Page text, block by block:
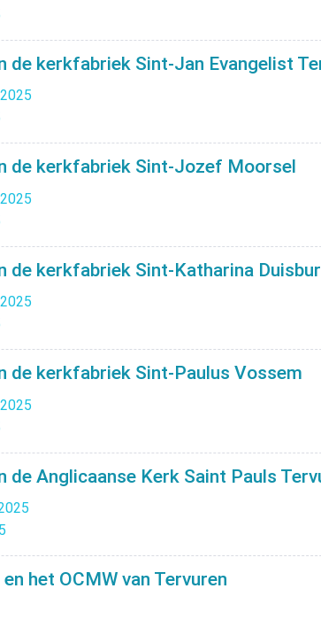
de kerkfabriek Sint-Jan Evangelist
de kerkfabriek Sint-Jozef Moorsel
de kerkfabriek Sint-Katharina
de kerkfabriek Sint-Paulus Vossem
de Anglicaanse Kerk Saint Pauls
het OCMW van Tervuren